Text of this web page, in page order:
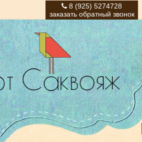
8 (925) 5274728
заказать обратный звонок